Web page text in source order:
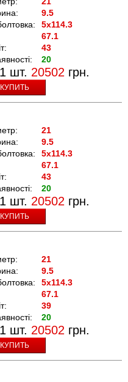
9.5
5x114.3
67.1
43
20
шт. 20502 грн.
КУПИТЬ
21
9.5
5x114.3
67.1
43
20
шт. 20502 грн.
КУПИТЬ
21
9.5
5x114.3
67.1
39
20
шт. 20502 грн.
КУПИТЬ